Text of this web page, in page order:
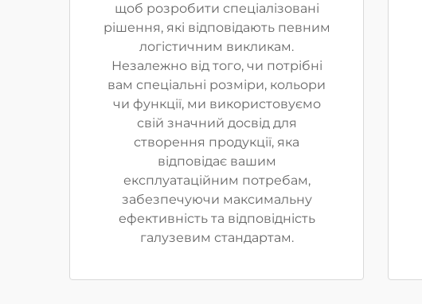
щоб розробити спеціалізовані
рішення, які відповідають певним
логістичним викликам.
Незалежно від того, чи потрібні
вам спеціальні розміри, кольори
чи функції, ми використовуємо
свій значний досвід для
створення продукції, яка
відповідає вашим
експлуатаційним потребам,
забезпечуючи максимальну
ефективність та відповідність
галузевим стандартам.